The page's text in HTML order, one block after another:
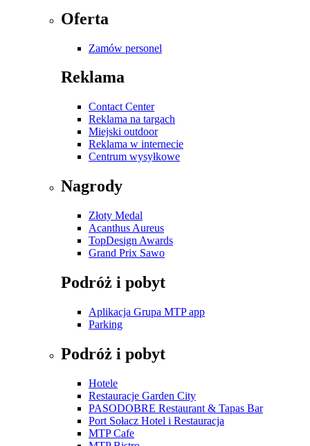
Oferta
Zamów personel
Reklama
Contact Center
Reklama na targach
Miejski outdoor
Reklama w internecie
Centrum wysyłkowe
Nagrody
Złoty Medal
Acanthus Aureus
TopDesign Awards
Grand Prix Sawo
Podróż i pobyt
Aplikacja Grupa MTP app
Parking
Podróż i pobyt
Hotele
Restauracje Garden City
PASODOBRE Restaurant & Tapas Bar
Port Sołacz Hotel i Restauracja
MTP Cafe